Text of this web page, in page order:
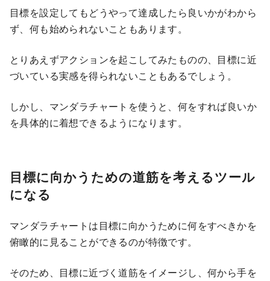
目標を設定してもどうやって達成したら良いかがわから
ず、何も始められないこともあります。
とりあえずアクションを起こしてみたものの、目標に近
づいている実感を得られないこともあるでしょう。
しかし、マンダラチャートを使うと、何をすれば良いか
を具体的に着想できるようになります。
目標に向かうための道筋を考えるツール
になる
マンダラチャートは目標に向かうために何をすべきかを
俯瞰的に見ることができるのが特徴です。
そのため、目標に近づく道筋をイメージし、何から手を